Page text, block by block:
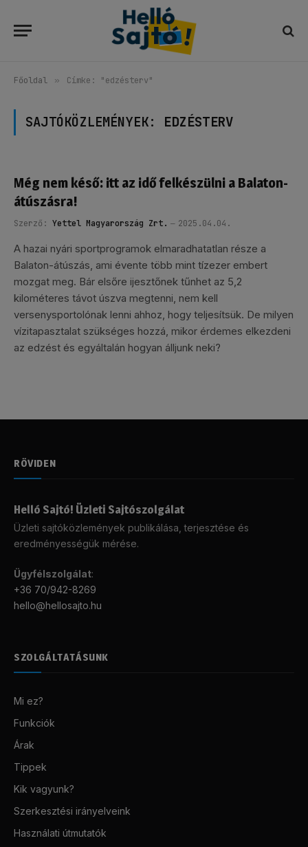
Főoldal » Címke: "edzésterv"
SAJTÓKÖZLEMÉNYEK: EDZÉSTERV
Még nem késő: itt az idő felkészülni a Balaton-
átúszásra!
Szerző: Yettel Magyarország Zrt. 2025.04.04.
A hazai nyári sportprogramok elmaradhatatlan része a
Balaton-átúszás, ami évente több mint tízezer embert
mozgat meg. Bár elsőre ijesztőnek tűnhet az 5,2
kilométeres távot úszva megtenni, nem kell
versenysportolónak lenni ahhoz, hogy teljesítsük. De milyen
vízitapasztalat szükséges hozzá, mikor érdemes elkezdeni
az edzést és egyáltalán hogyan álljunk neki?
RÖVIDEN
Helló Sajtó! Üzleti Sajtószolgálat
Üzleti sajtóközlemények publikálása, terjesztése és
eredményességük mérése.
Ügyfélszolgálat:
+36 70/942-8269
hello@hellosajto.hu
SZOLGÁLTATÁSUNK
Mi ez?
Funkciók
Árak
Tippek
Kik vagyunk?
Szerkesztési irányelveink
Használati útmutatók